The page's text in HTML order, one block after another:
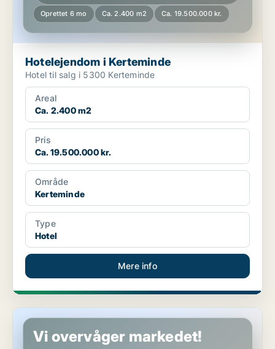
Oprettet 6 mo Ca. 2.400 m2 Ca. 19.500.000 kr.
Hotelejendom i Kerteminde
Hotel til salg i 5300 Kerteminde
Areal
Ca. 2.400 m2
Pris
Ca. 19.500.000 kr.
Område
Kerteminde
Type
Hotel
Mere info
Hotelejendom i Tranekær
Vi overvåger markedet!